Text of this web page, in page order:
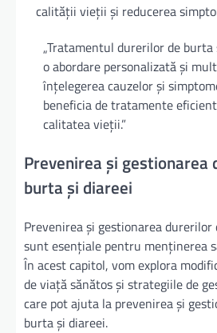
calității vieții și reducerea
„Tratamentul durerilor de
o abordare personalizată și
înțelegerea cauzelor și
beneficia de tratamente
calitatea vieții.”
Prevenirea și gestionarea
burta și diareei
Prevenirea și gestionarea durerilor
sunt esențiale pentru menținerea
În acest capitol, vom explora
de viață sănătos și strategiile de
care pot ajuta la prevenirea și
burta și diareei.